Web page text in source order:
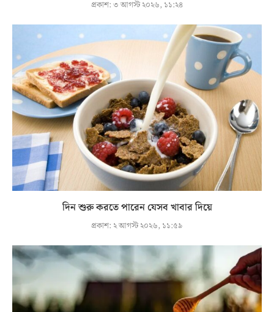
প্রকাশ:৩ আগস্ট ২০২৬, ১১:২৪
দিন শুরু করতে পারেন যেসব খাবার দিয়ে
প্রকাশ: ২ আগস্ট ২০২৬, ১১:৫৯